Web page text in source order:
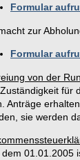
Formular
zur
Formular
von der
für
Anträge
sie werden
dem 01.01.2005